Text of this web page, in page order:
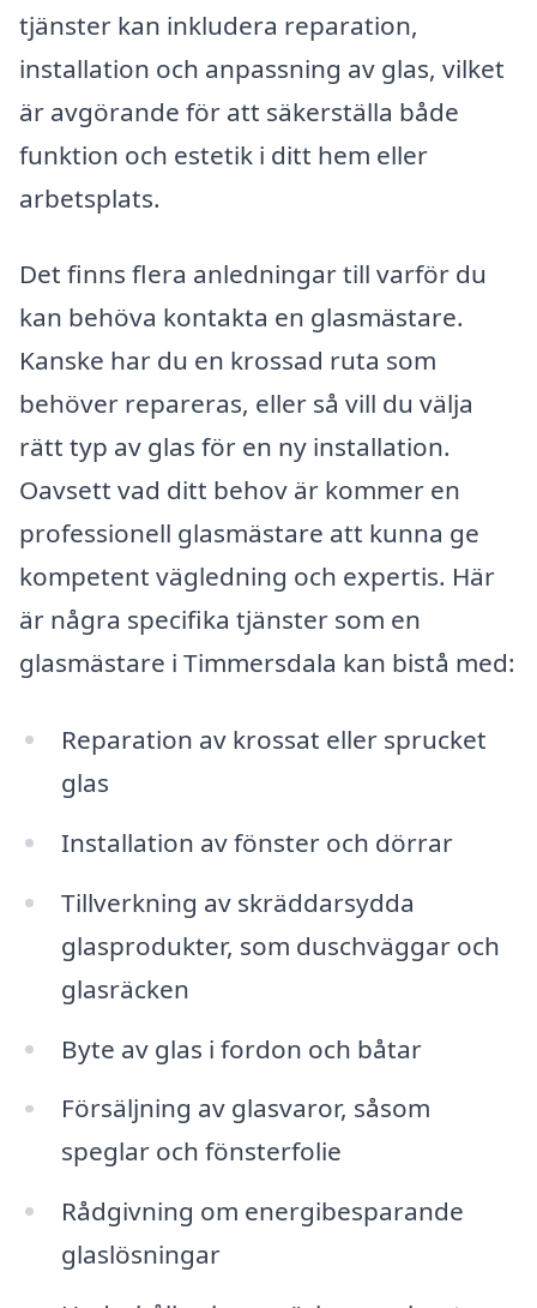
tjänster kan inkludera reparation,
installation och anpassning av glas, vilket
är avgörande för att säkerställa både
funktion och estetik i ditt hem eller
arbetsplats.
Det finns flera anledningar till varför du
kan behöva kontakta en glasmästare.
Kanske har du en krossad ruta som
behöver repareras, eller så vill du välja
rätt typ av glas för en ny installation.
Oavsett vad ditt behov är kommer en
professionell glasmästare att kunna ge
kompetent vägledning och expertis. Här
är några specifika tjänster som en
glasmästare i Timmersdala kan bistå med:
Reparation av krossat eller sprucket
glas
Installation av fönster och dörrar
Tillverkning av skräddarsydda
glasprodukter, som duschväggar och
glasräcken
Byte av glas i fordon och båtar
Försäljning av glasvaror, såsom
speglar och fönsterfolie
Rådgivning om energibesparande
glaslösningar